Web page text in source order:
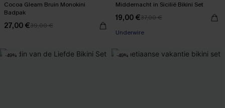
Cocoa Gleam Bruin Monokini
Badpak
27,00 €39,00 €
Middernacht in Sicilië Bikini Set
19,00 €37,00 €
Underwire
-49% -49%